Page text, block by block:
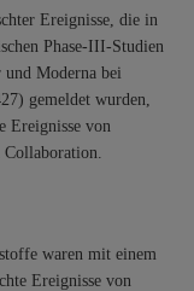
Ereignisse, die in
Phase-III-Studien
Moderna bei
gemeldet wurden,
Ereignisse von
Collaboration.
waren mit einem
Ereignisse von